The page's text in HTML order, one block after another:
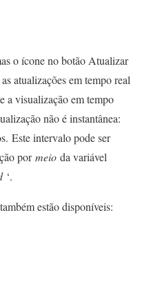
o ícone no botão Atualizar
atualizações em tempo real
a visualização em tempo
não é instantânea:
Este intervalo pode ser
pormeio da variável
‘.
estão disponíveis: